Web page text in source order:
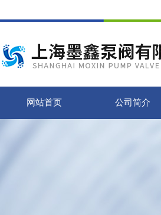
网站首页 公司简介